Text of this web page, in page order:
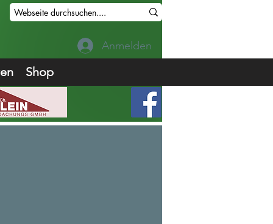
Shop
Anmelden